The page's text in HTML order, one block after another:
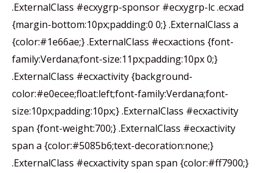
.ExternalClass #ecxygrp-sponsor #ecxygrp-lc .ecxad
{margin-bottom:10px;padding:0 0;} .ExternalClass a
{color:#1e66ae;} .ExternalClass #ecxactions {font-
family:Verdana;font-size:11px;padding:10px 0;}
.ExternalClass #ecxactivity {background-
color:#e0ecee;float:left;font-family:Verdana;font-
size:10px;padding:10px;} .ExternalClass #ecxactivity
span {font-weight:700;} .ExternalClass #ecxactivity
span a {color:#5085b6;text-decoration:none;}
.ExternalClass #ecxactivity span span {color:#ff7900;}